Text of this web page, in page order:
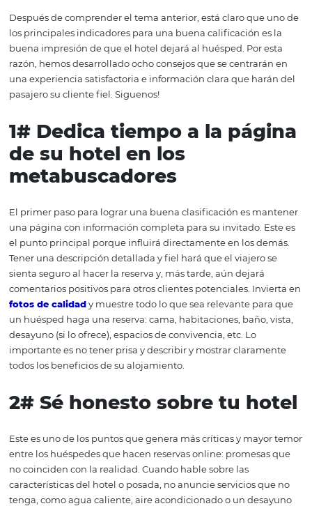
8 consejos para
la clasificación de su
hotel en
metabuscadores
Después de comprender el tema anterior, está claro
buena impresión de que el hotel dejará al huésped. Por
una experiencia satisfactoria e información clara que
pasajero su cliente fiel. Siguenos!